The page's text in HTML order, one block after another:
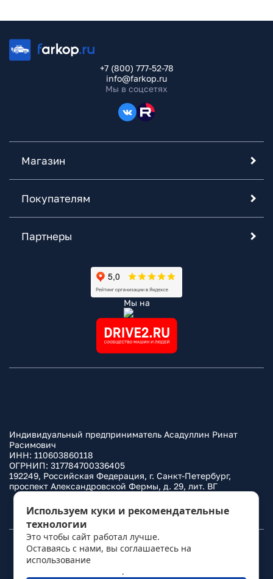
+7 (800) 777-52-78
info@farkop.ru
Мы в соцсетях
Магазин
Покупателям
Партнеры
Мы на
Индивидуальный предприниматель Асадуллин Ринат
Расимович
ИНН: 110603860118
ОГРНИП: 317784700336405
192249, Российская Федерация, г. Санкт-Петербург,
проспект Александровской Фермы, д. 29, лит. ВГ
Политика конфиденциальности
© 2010– 2026Фаркоп.ру
Используем куки и рекомендательные
технологии
Это чтобы сайт работал лучше.
Оставаясь с нами, вы соглашаетесь на
использование
.